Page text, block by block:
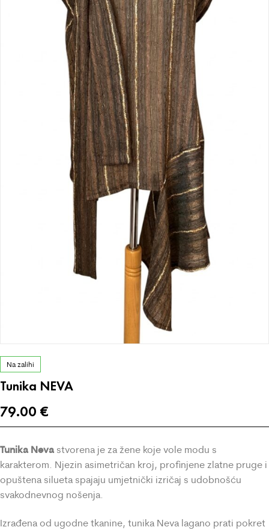
Na zalihi
Tunika NEVA
79.00€
Tunika Neva stvorena je za žene koje vole modu s
karakterom. Njezin asimetričan kroj, profinjene zlatne pruge i
opuštena silueta spajaju umjetnički izričaj s udobnošću
svakodnevnog nošenja.
Izrađena od ugodne tkanine, tunika Neva lagano prati pokret